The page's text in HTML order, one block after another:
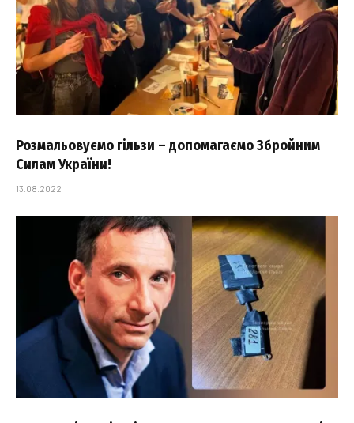
Розмальовуємо гільзи – допомагаємо Збройним
Силам України!
13.08.2022